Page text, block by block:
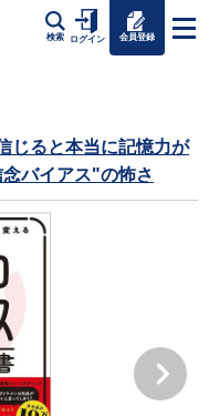
検索 ログイン 会員登録
じると本当に記憶力が
バイアス"の怖さ